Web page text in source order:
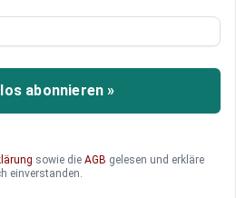
nichts
falsche Kurs
der Deutsche Bundestag
im Juli der griechischen
und das
abonnieren »
sowie die AGB gelesen und erkläre
einverstanden.